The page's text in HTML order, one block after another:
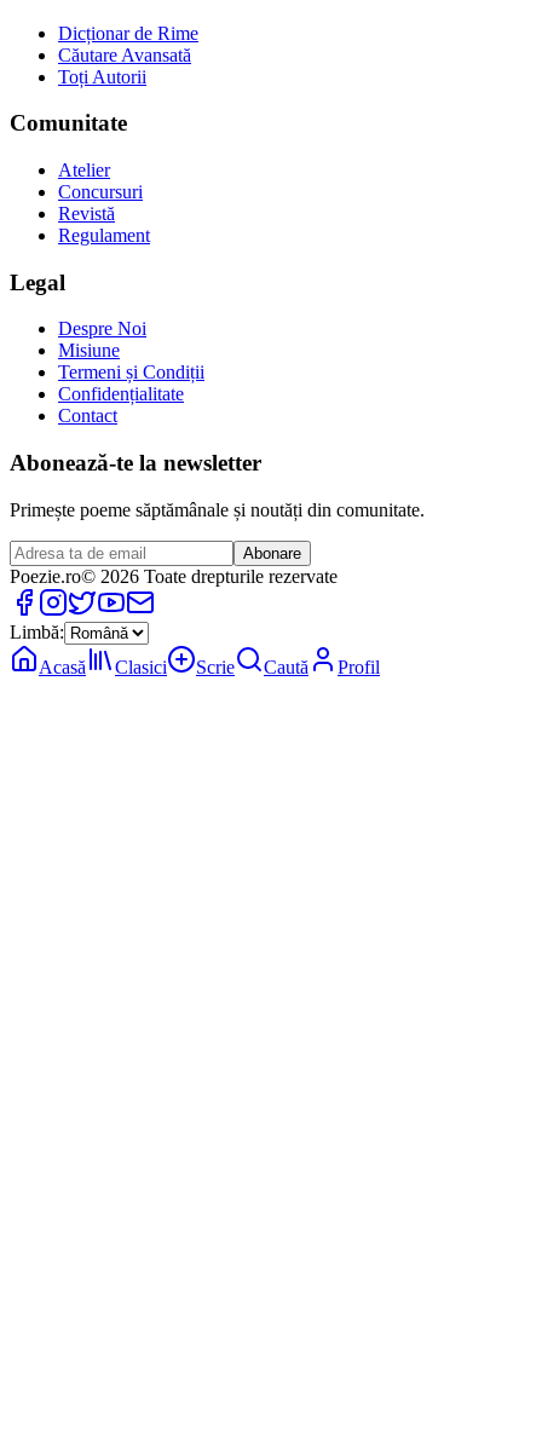
Dicționar de Rime
Căutare Avansată
Toți Autorii
Comunitate
Atelier
Concursuri
Revistă
Regulament
Legal
Despre Noi
Misiune
Termeni și Condiții
Confidențialitate
Contact
Abonează-te la newsletter
Primește poeme săptămânale și noutăți din comunitate.
Abonare
Poezie.ro© 2026 Toate drepturile rezervate
Limbă:
Acasă
Clasici Scrie Caută Profil